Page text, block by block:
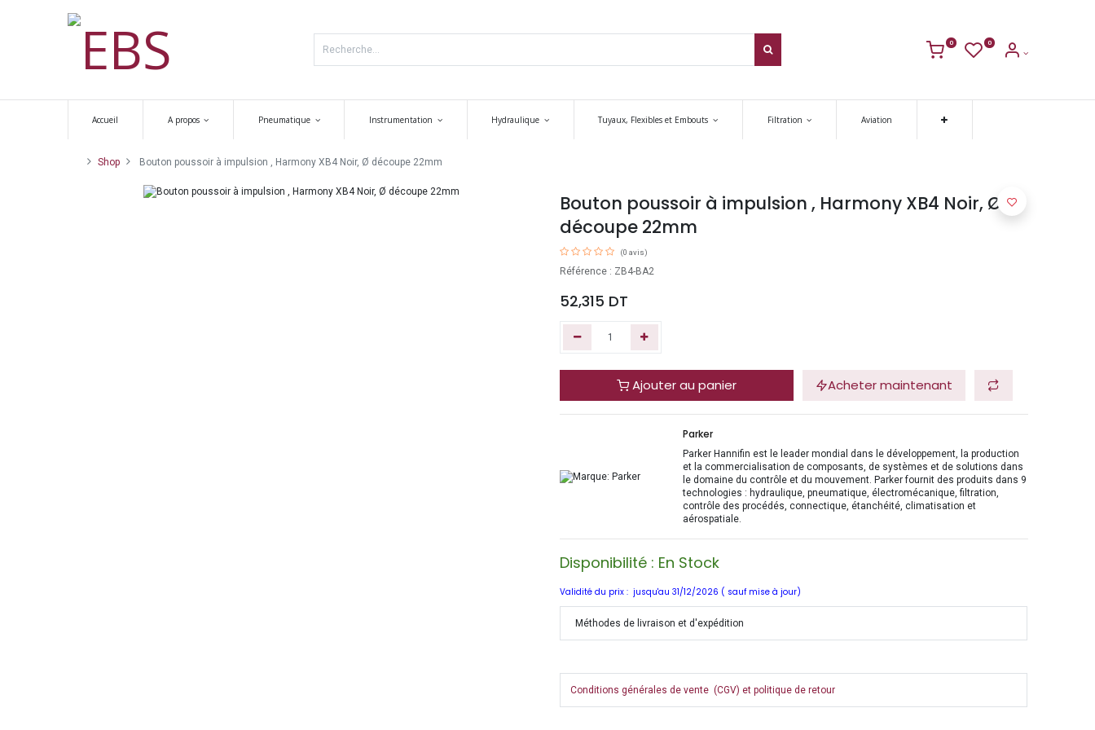
0 0
Accueil A propos Pneumatique Instrumentation Hydraulique Tuyaux, Flexibles et Embouts Filtration Aviation
Shop Bouton poussoir à impulsion , Harmony XB4 Noir, Ø découpe 22mm
Bouton poussoir à impulsion , Harmony XB4 Noir, Ø
découpe 22mm
(0 avis)
Référence : ZB4-BA2
52,315 DT
Ajouter au panier Acheter maintenant
Parker
Parker Hannifin est le leader mondial dans le développement, la production
et la commercialisation de composants, de systèmes et de solutions dans
le domaine du contrôle et du mouvement. Parker fournit des produits dans 9
technologies : hydraulique, pneumatique, électromécanique, filtration,
contrôle des procédés, connectique, étanchéité, climatisation et
aérospatiale.
Disponibilité : En Stock
Validité du prix : jusqu'au 31/12/2026 ( sauf mise à jour)
Méthodes de livraison et d'expédition
Conditions générales de vente (CGV) et politique de retour